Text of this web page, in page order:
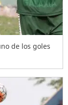
de los goles